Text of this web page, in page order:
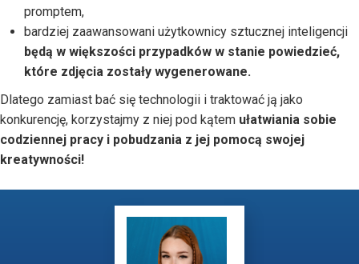
promptem,
bardziej zaawansowani użytkownicy sztucznej inteligencji
będą w większości przypadków w stanie powiedzieć,
które zdjęcia zostały wygenerowane.
Dlatego zamiast bać się technologii i traktować ją jako
konkurencję, korzystajmy z niej pod kątem ułatwiania sobie
codziennej pracy i pobudzania z jej pomocą swojej
kreatywności!